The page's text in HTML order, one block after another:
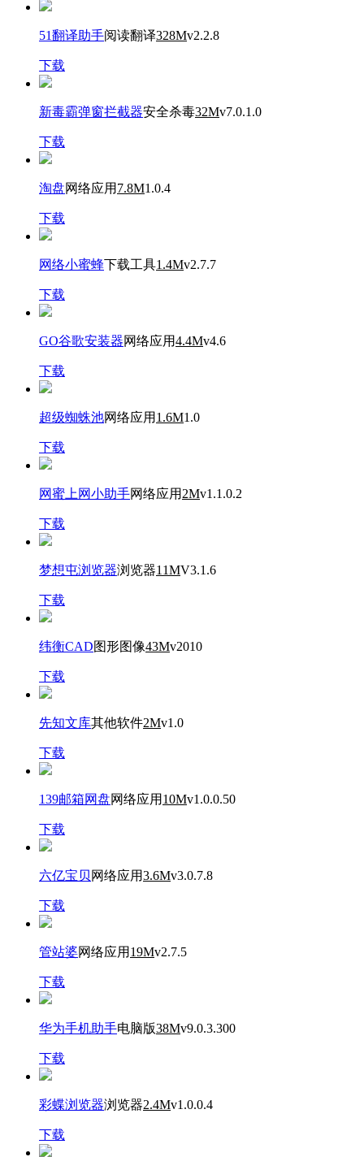
51翻译助手阅读翻译328Mv2.2.8
下载
新毒霸弹窗拦截器安全杀毒32Mv7.0.1.0
下载
淘盘网络应用 7.8M1.0.4
下载
网络小蜜蜂下载工具1.4Mv2.7.7
下载
GO谷歌安装器网络应用4.4Mv4.6
下载
超级蜘蛛池网络应用 1.6M1.0
下载
网蜜上网小助手网络应用 2Mv1.1.0.2
下载
梦想屯浏览器浏览器11MV3.1.6
下载
纬衡CAD图形图像43Mv2010
下载
先知文库其他软件2Mv1.0
下载
139邮箱网盘网络应用 10Mv1.0.0.50
下载
六亿宝贝 网络应用3.6Mv3.0.7.8
下载
管站婆网络应用 19Mv2.7.5
下载
华为手机助手电脑版38Mv9.0.3.300
下载
彩蝶浏览器浏览器2.4Mv1.0.0.4
下载